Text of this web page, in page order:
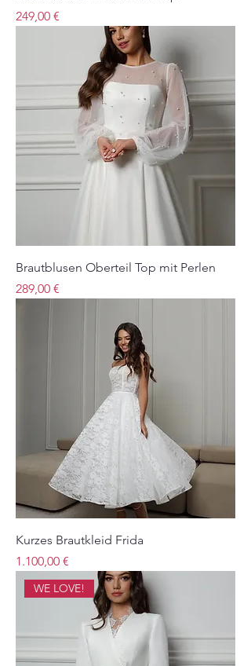
Preis
249,00 €
Brautblusen Oberteil Top mit Perlen
Preis
289,00 €
Kurzes Brautkleid Frida
Preis
1.100,00 €
WE LOVE!